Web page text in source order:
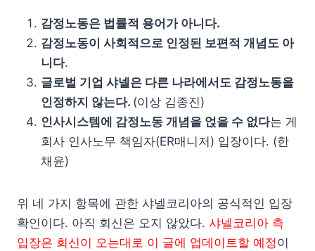
감정노동은 법률적 용어가 아니다.
감정노동이 사회적으로 인정된 보편적 개념도 아
니다.
글로벌 기업 샤넬은 다른 나라에서도 감정노동을
인정하지 않는다. (이상 김종진)
인사시스템에 감정노동 개념을 얹을 수 없다는 게
회사 인사노무 책임자(ER매니저) 입장이다. (한
채윤)
위 네 가지 항목에 관한 샤넬코리아의 공식적인 입장
확인이다. 아직 회신은 오지 않았다. 샤넬코리아 측
입장은 회신이 오는대로 이 글에 업데이트할 예정이